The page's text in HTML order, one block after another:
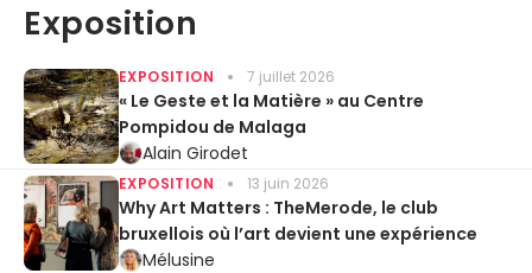
Exposition
EXPOSITION 7 juillet 2026
« Le Geste et la Matière » au Centre
Pompidou de Malaga
Alain Girodet
EXPOSITION 13 juin 2026
Why Art Matters : TheMerode, le club
bruxellois où l’art devient une expérience
Mélusine